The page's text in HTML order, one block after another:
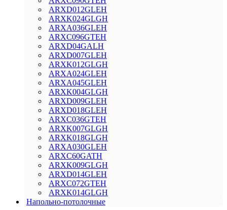
ARXD012GLEH
ARXK024GLGH
ARXA036GLEH
ARXC096GTEH
ARXD04GALH
ARXD007GLEH
ARXK012GLGH
ARXA024GLEH
ARXA045GLEH
ARXK004GLGH
ARXD009GLEH
ARXD018GLEH
ARXC036GTEH
ARXK007GLGH
ARXK018GLGH
ARXA030GLEH
ARXC60GATH
ARXK009GLGH
ARXD014GLEH
ARXC072GTEH
ARXK014GLGH
Напольно-потолочные